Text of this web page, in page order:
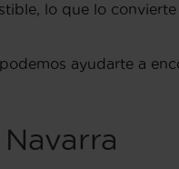
lo que lo
ayudarte a